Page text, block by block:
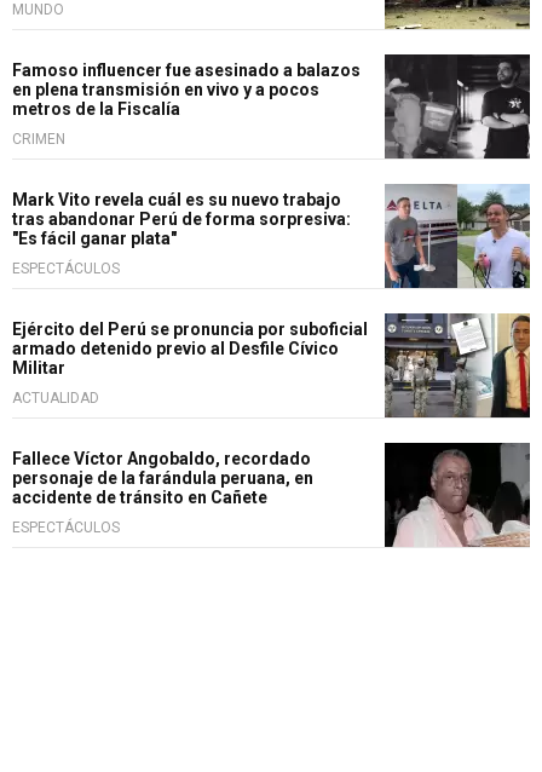
MUNDO
Famoso influencer fue asesinado a balazos
en plena transmisión en vivo y a pocos
metros de la Fiscalía
CRIMEN
Mark Vito revela cuál es su nuevo trabajo
tras abandonar Perú de forma sorpresiva:
"Es fácil ganar plata"
ESPECTÁCULOS
Ejército del Perú se pronuncia por suboficial
armado detenido previo al Desfile Cívico
Militar
ACTUALIDAD
Fallece Víctor Angobaldo, recordado
personaje de la farándula peruana, en
accidente de tránsito en Cañete
ESPECTÁCULOS